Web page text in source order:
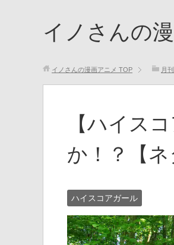
イノさんの
イノさんの漫画アニメ TOP 月
【ハイス
か！？【ネ
ハイスコアガール